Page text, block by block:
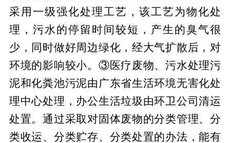
采用一级强化处理工艺，该工艺为物化处
理，污水的停留时间较短，产生的臭气很
少，同时做好周边绿化，经大气扩散后，对
环境的影响较小。③医疗废物、污水处理污
泥和化粪池污泥由广东省生活环境无害化处
理中心处理，办公生活垃圾由环卫公司清运
处置。通过采取对固体废物的分类管理、分
类收运、分类贮存、分类处置的办法，能有